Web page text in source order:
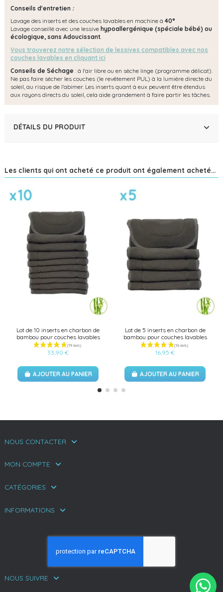
Conseils d'entretien :
Lavage des inserts et des couches lavables en machine à 40°
Lavage conseillé avec une lessive hypoallergénique (spéciale bébé) ou
écologique, sans Adoucissant.
Vous trouverez notre sélection de lessives compatibles avec nos
couches lavables en cliquant ici
Conseils de Séchage : à l'air libre ou en sèche linge (programme délicat).
Ne pas faire sécher les couches (le revêtement PUL) à la lumière directe du
soleil, au risque de l'abimer. Les inserts quant à eux peuvent être étendus
aux rayons directs du soleil, cela aide grandement à faire partir les tâches.
DÉTAILS DU PRODUIT
Les clients qui ont acheté ce produit ont également acheté...
Lot de 10 inserts en charbon de
bambou pour couches lavables
33,90 €
AJOUTER AU PANIER
Lot de 5 inserts en charbon de
bambou pour couches lavables
16,95 €
AJOUTER AU PANIER
NOUS CONTACTER
MON COMPTE
CATÉGORIES
INFORMATIONS
NOUS SUIVRE